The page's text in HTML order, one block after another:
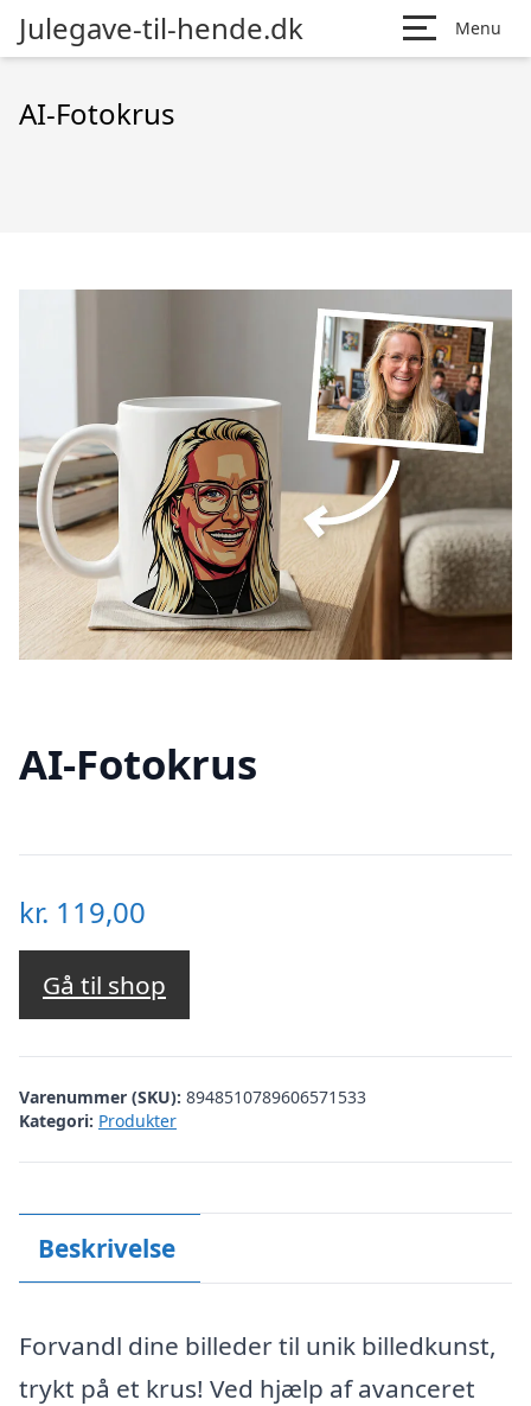
Julegave-til-hende.dk Menu
AI-Fotokrus
AI-Fotokrus
kr. 119,00
Gå til shop
Varenummer (SKU): 8948510789606571533
Kategori: Produkter
Beskrivelse
Forvandl dine billeder til unik billedkunst,
trykt på et krus! Ved hjælp af avanceret